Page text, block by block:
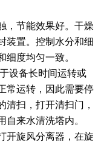
，节能效果好。干燥
装置。控制水分和细
细度均匀一致。
设备长时间运转或
常运转，因此需要停
清扫，打开清扫门，
自来水清洗塔内。
开旋风分离器，在旋